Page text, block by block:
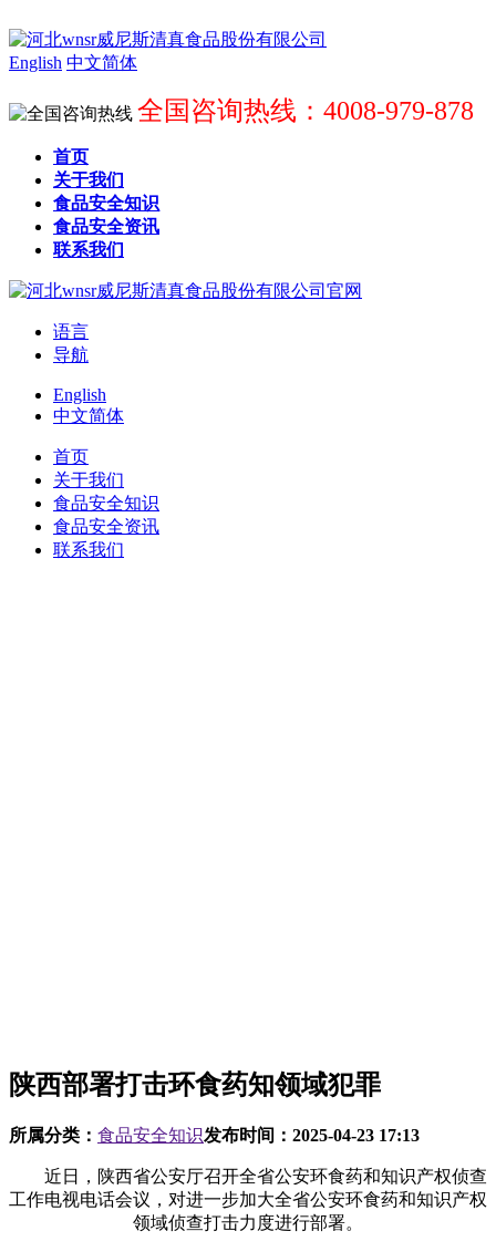
English 中文简体
全国咨询热线：4008-979-878
首页
关于我们
食品安全知识
食品安全资讯
联系我们
语言
导航
English
中文简体
首页
关于我们
食品安全知识
食品安全资讯
联系我们
陕西部署打击环食药知领域犯罪
所属分类： 食品安全知识发布时间： 2025-04-23 17:13
近日，陕西省公安厅召开全省公安环食药和知识产权侦查
工作电视电话会议，对进一步加大全省公安环食药和知识产权
领域侦查打击力度进行部署。